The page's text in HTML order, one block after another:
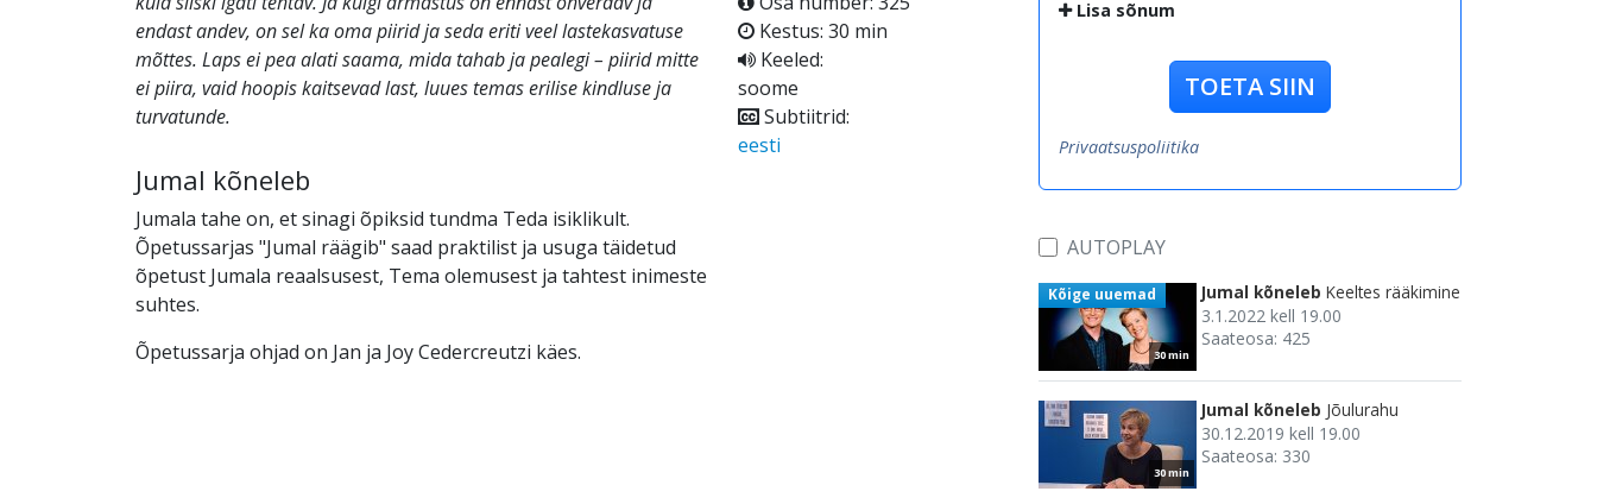
endast andev, on sel ka oma piirid ja seda eriti veel lastekasvatuse
mõttes. Laps ei pea alati saama, mida tahab ja pealegi – piirid mitte
ei piira, vaid hoopis kaitsevad last, luues temas erilise kindluse ja
turvatunde.
Jumal kõneleb
Jumala tahe on, et sinagi õpiksid tundma Teda isiklikult.
Õpetussarjas "Jumal räägib" saad praktilist ja usuga täidetud
õpetust Jumala reaalsusest, Tema olemusest ja tahtest inimeste
suhtes.
Õpetussarja ohjad on Jan ja Joy Cedercreutzi käes.
Kestus: 30 min
Keeled:
soome
Subtiitrid:
eesti
Lisa sõnum
TOETA SIIN
Privaatsuspoliitika
AUTOPLAY
30 min
Kõige uuemad Jumal kõneleb Keeltes rääkimine
3.1.2022 kell 19.00
Saateosa: 425
30 min
Jumal kõneleb Jõulurahu
30.12.2019 kell 19.00
Saateosa: 330